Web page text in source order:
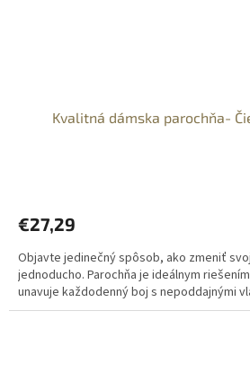
Kvalitná dámska parochňa-
€27,29
Objavte jedinečný spôsob, ako zmeniť
jednoducho. Parochňa je ideálnym
unavuje každodenný boj s nepoddajnými